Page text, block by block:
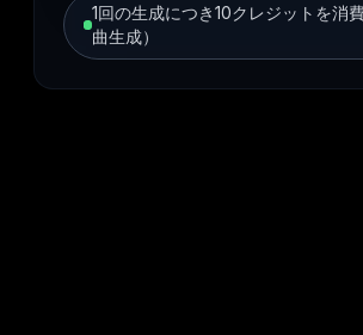
1回の生成につき10クレジットを消
曲生成）